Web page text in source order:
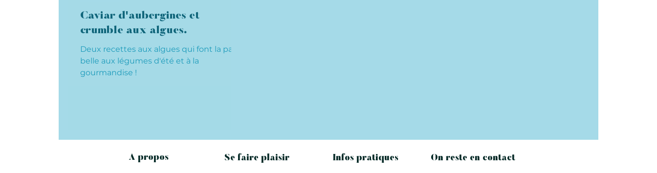
Caviar d'aubergines et
crumble aux algues.
Deux recettes aux algues qui font la part
belle aux légumes d'été et à la
gourmandise !
A propos Se faire plaisir Infos pratiques On reste en contact